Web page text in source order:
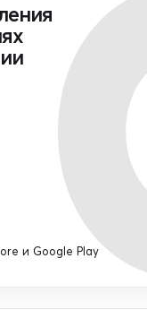
и Google Play